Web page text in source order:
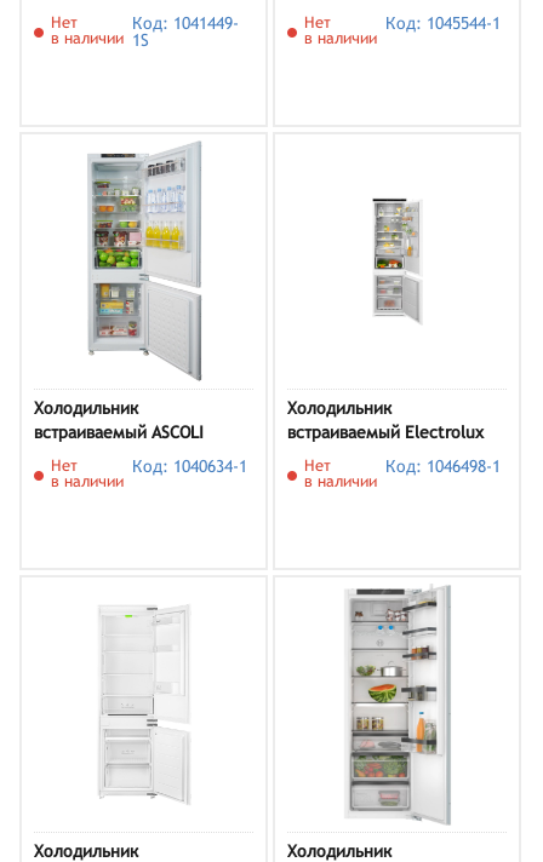
KI6873FE0
Нет
в наличии
Код: 1041449-
1S
ICNSd 5103
Нет
в наличии
Код: 1045544-1
Холодильник
встраиваемый ASCOLI
ADRF270WEMBI
Нет
в наличии
Код: 1040634-1
Холодильник
встраиваемый Electrolux
E6MNCE19S
Нет
в наличии
Код: 1046498-1
Холодильник
Холодильник